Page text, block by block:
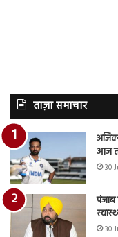
ताज़ा समाचार
आज
30
30